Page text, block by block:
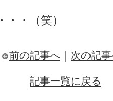
・（笑）
前の記事へ 次の記
記事一覧に戻る